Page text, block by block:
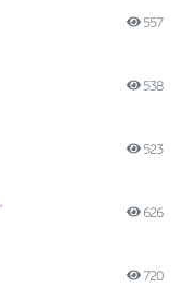
557
538
523
626
720